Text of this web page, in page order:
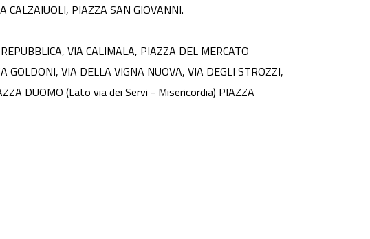
CALZAIUOLI, PIAZZA SAN GIOVANNI.
VIA CALIMALA, PIAZZA DEL MERCATO
GOLDONI, VIA DELLA VIGNA NUOVA, VIA DEGLI STROZZI,
DUOMO (Lato via dei Servi - Misericordia) PIAZZA